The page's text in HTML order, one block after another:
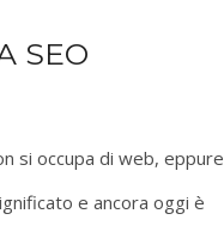
SEO
si occupa di web, eppure
e ancora oggi è